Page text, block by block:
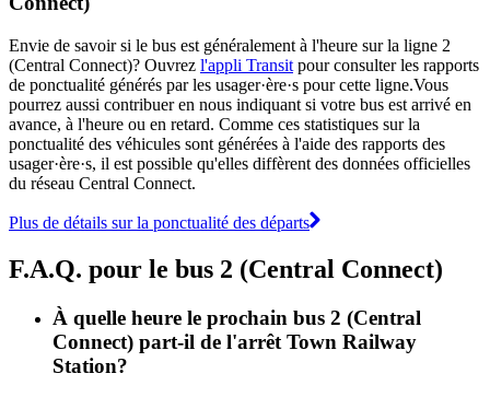
Envie de savoir si le bus est généralement à l'heure sur la ligne 2
(Central Connect)? Ouvrez l'appli Transit pour consulter les rapports
de ponctualité générés par les usager·ère·s pour cette ligne.Vous
pourrez aussi contribuer en nous indiquant si votre bus est arrivé en
avance, à l'heure ou en retard. Comme ces statistiques sur la
ponctualité des véhicules sont générées à l'aide des rapports des
usager·ère·s, il est possible qu'elles diffèrent des données officielles
du réseau Central Connect.
Plus de détails sur la ponctualité des départs
F.A.Q. pour le bus 2 (Central Connect)
À quelle heure le prochain bus 2 (Central
Connect) part-il de l'arrêt Town Railway
Station?